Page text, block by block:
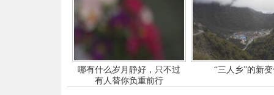
哪有什么岁月静好，只不过
有人替你负重前行
“三人乡”的新